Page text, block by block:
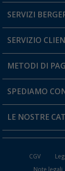
Hai una
SERVIZI
Diventare
Il mio Account
Carta fedeltà
SERVIZIO
Informazioni sulla
Resi
FAQ e Contatti
METODI DI
SPEDIAMO
LE NOSTRE
CGV
Note legali